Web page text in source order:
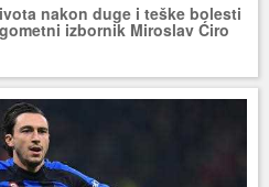
nakon duge i teške bolesti
izbornik Miroslav Ćiro